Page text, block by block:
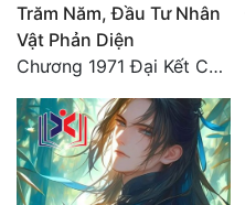
Trăm Năm, Đầu Tư Nhân
Vật Phản Diện
Chương 1971 Đại Kết Cục!